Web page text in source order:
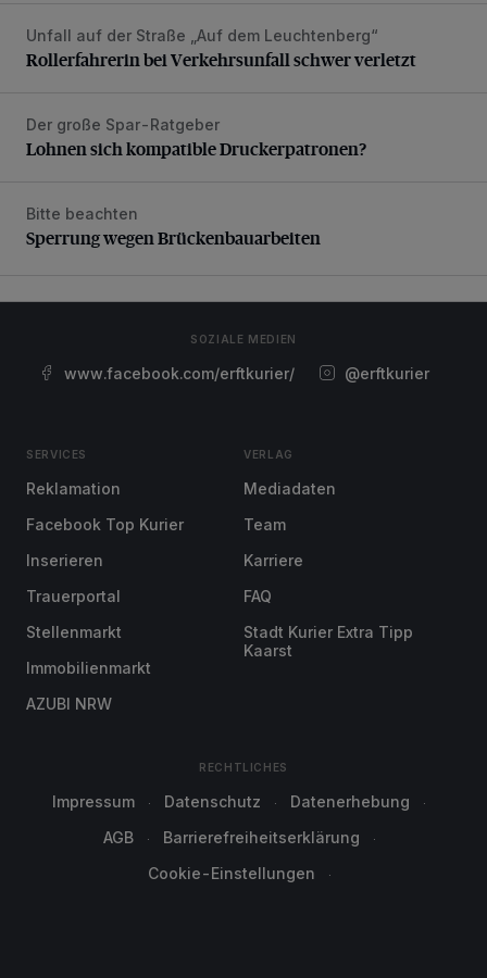
Rollerfahrerin bei Verkehrsunfall schwer verletzt
Unfall auf der Straße „Auf dem Leuchtenberg“
Rollerfahrerin bei Verkehrsunfall schwer verletzt
Lohnen sich kompatible Druckerpatronen?
Der große Spar-Ratgeber
Lohnen sich kompatible Druckerpatronen?
Sperrung wegen Brückenbauarbeiten
Bitte beachten
Sperrung wegen Brückenbauarbeiten
SOZIALE MEDIEN
www.facebook.com/erftkurier/ @erftkurier
SERVICES
Reklamation
Facebook Top Kurier
Inserieren
Trauerportal
Stellenmarkt
Immobilienmarkt
AZUBI NRW
VERLAG
Mediadaten
Team
Karriere
FAQ
Stadt Kurier Extra Tipp
Kaarst
RECHTLICHES
Impressum Datenschutz
Datenerhebung
AGB
Barrierefreiheitserklärung
Cookie-Einstellungen